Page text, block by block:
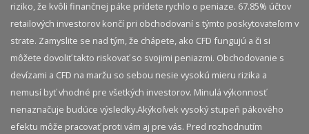
riziko, že kvôli finančnej páke prídete rychlo o peniaze. 67.85% účtov
retailových investorov končí pri obchodovaní s týmto poskytovateľom v
strate. Zamyslite se nad tým, že chápete, ako CFD fungujú a či si
môžete dovoliť takto riskovať so svojimi peniazmi. Obchodovanie s
devízami a CFD na maržu so sebou nesie vysokú mieru rizika a
nemusí byť vhodné pre všetkých investorov. Minulá výkonnosť
nenaznačuje budúce výsledky.​ Akýkoľvek vysoký stupeň pákového
efektu môže pracovať proti vám aj pre vás. Pred rozhodnutím